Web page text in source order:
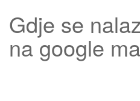
Gdje se
na google